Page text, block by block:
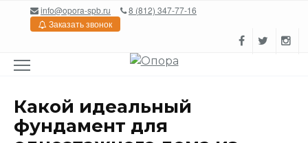
Перейтиinfo@opora-spb.ru
8 (812) 347-77-16
Заказать звонок
Какой идеальный
фундамент для